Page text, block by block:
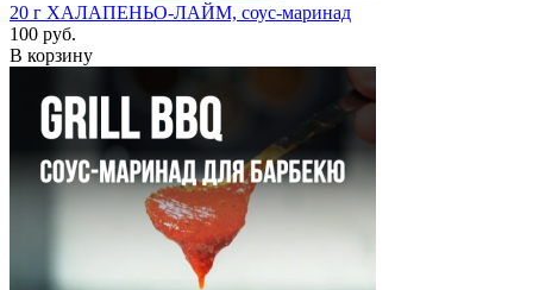
20 г ХАЛАПЕНЬО-ЛАЙМ, соус-маринад
100 руб.
В корзину